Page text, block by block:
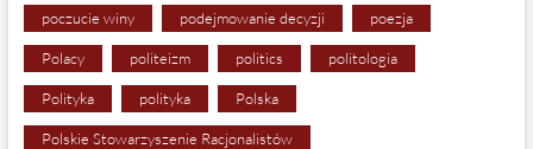
poczucie winy podejmowanie decyzji poezja
Polacy politeizm politics politologia
Polityka polityka Polska
Polskie Stowarzyszenie Racjonalistów